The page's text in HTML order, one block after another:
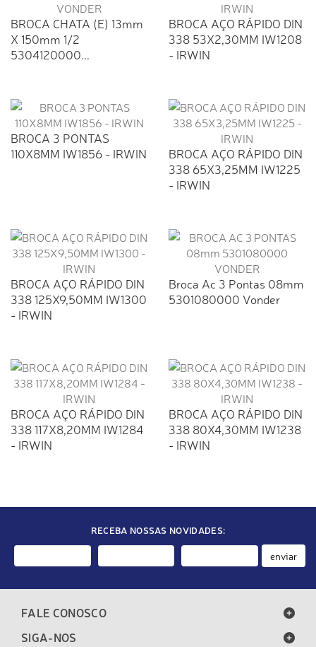
BROCA CHATA (E) 13mm
X 150mm 1/2
5304120000...
BROCA AÇO RÁPIDO DIN
338 53X2,30MM IW1208
- IRWIN
BROCA 3 PONTAS
110X8MM IW1856 - IRWIN
BROCA AÇO RÁPIDO DIN
338 65X3,25MM IW1225
- IRWIN
BROCA AÇO RÁPIDO DIN
338 125X9,50MM IW1300
- IRWIN
Broca Ac 3 Pontas 08mm
5301080000 Vonder
BROCA AÇO RÁPIDO DIN
338 117X8,20MM IW1284
- IRWIN
BROCA AÇO RÁPIDO DIN
338 80X4,30MM IW1238
- IRWIN
RECEBA NOSSAS NOVIDADES:
enviar
FALE CONOSCO
SIGA-NOS